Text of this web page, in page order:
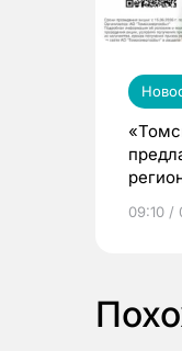
09:10 /